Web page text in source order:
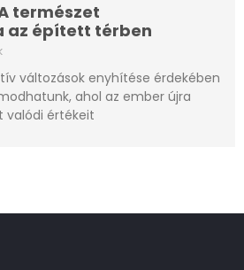
természet
az épített térben
változások enyhítése érdekében
ahol az ember újra
valódi értékeit